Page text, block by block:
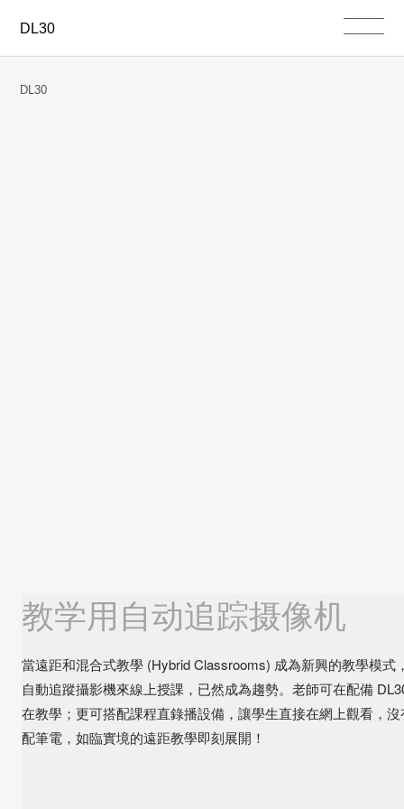
DL30
DL30
教学用自动追踪摄像机
當遠距和混合式教學 (Hybrid Classrooms) 成為新興的教學模式
自動追蹤攝影機來線上授課，已然成為趨勢。老師可在配備
在教學；更可搭配課程直錄播設備，讓學生直接在網上觀看，
配筆電，如臨實境的遠距教學即刻展開！